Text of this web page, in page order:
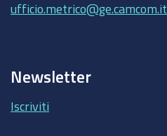
ufficio.metrico@ge.camcom.it
Newsletter
Iscriviti